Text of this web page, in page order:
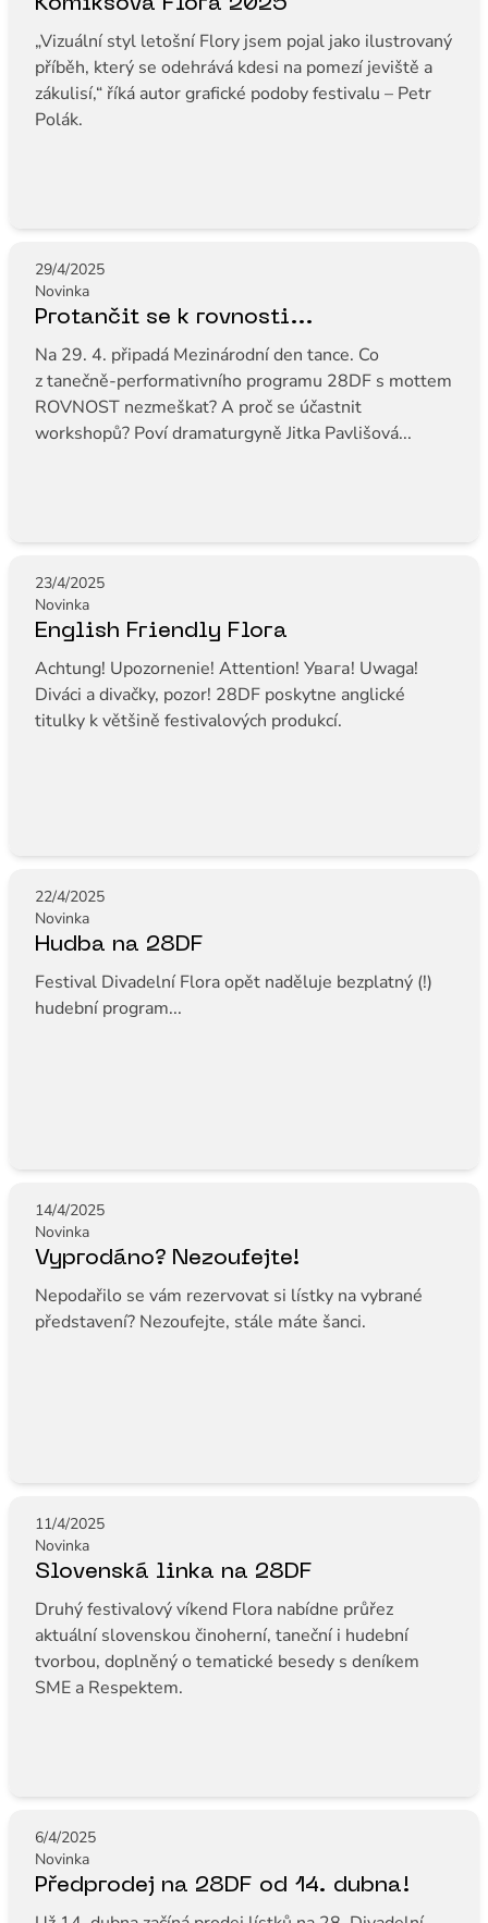
Komiksová Flora 2025
„Vizuální styl letošní Flory jsem pojal jako ilustrovaný
příběh, který se odehrává kdesi na pomezí jeviště a
zákulisí,“ říká autor grafické podoby festivalu – Petr
Polák.
29/4/2025
Novinka
Protančit se k rovnosti...
Na 29. 4. připadá Mezinárodní den tance. Co
z tanečně-performativního programu 28DF s mottem
ROVNOST nezmeškat? A proč se účastnit
workshopů? Poví dramaturgyně Jitka Pavlišová...
23/4/2025
Novinka
English Friendly Flora
Achtung! Upozornenie! Attention! Увага! Uwaga!
Diváci a divačky, pozor! 28DF poskytne anglické
titulky k většině festivalových produkcí.
22/4/2025
Novinka
Hudba na 28DF
Festival Divadelní Flora opět naděluje bezplatný (!)
hudební program...
14/4/2025
Novinka
Vyprodáno? Nezoufejte!
Nepodařilo se vám rezervovat si lístky na vybrané
představení? Nezoufejte, stále máte šanci.
11/4/2025
Novinka
Slovenská linka na 28DF
Druhý festivalový víkend Flora nabídne průřez
aktuální slovenskou činoherní, taneční i hudební
tvorbou, doplněný o tematické besedy s deníkem
SME a Respektem.
6/4/2025
Novinka
Předprodej na 28DF od 14. dubna!